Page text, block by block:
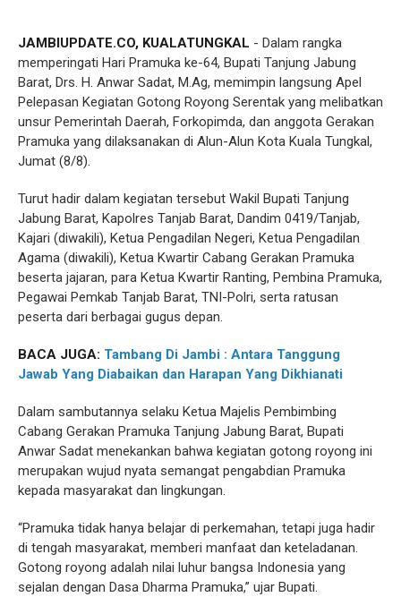
JAMBIUPDATE.CO, KUALATUNGKAL - Dalam rangka
memperingati Hari Pramuka ke-64, Bupati Tanjung Jabung
Barat, Drs. H. Anwar Sadat, M.Ag, memimpin langsung Apel
Pelepasan Kegiatan Gotong Royong Serentak yang melibatkan
unsur Pemerintah Daerah, Forkopimda, dan anggota Gerakan
Pramuka yang dilaksanakan di Alun-Alun Kota Kuala Tungkal,
Jumat (8/8).
Turut hadir dalam kegiatan tersebut Wakil Bupati Tanjung
Jabung Barat, Kapolres Tanjab Barat, Dandim 0419/Tanjab,
Kajari (diwakili), Ketua Pengadilan Negeri, Ketua Pengadilan
Agama (diwakili), Ketua Kwartir Cabang Gerakan Pramuka
beserta jajaran, para Ketua Kwartir Ranting, Pembina Pramuka,
Pegawai Pemkab Tanjab Barat, TNI-Polri, serta ratusan
peserta dari berbagai gugus depan.
BACA JUGA: Tambang Di Jambi : Antara Tanggung
Jawab Yang Diabaikan dan Harapan Yang Dikhianati
Dalam sambutannya selaku Ketua Majelis Pembimbing
Cabang Gerakan Pramuka Tanjung Jabung Barat, Bupati
Anwar Sadat menekankan bahwa kegiatan gotong royong ini
merupakan wujud nyata semangat pengabdian Pramuka
kepada masyarakat dan lingkungan.
“Pramuka tidak hanya belajar di perkemahan, tetapi juga hadir
di tengah masyarakat, memberi manfaat dan keteladanan.
Gotong royong adalah nilai luhur bangsa Indonesia yang
sejalan dengan Dasa Dharma Pramuka,” ujar Bupati.